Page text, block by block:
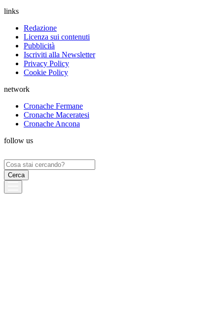
links
Redazione
Licenza sui contenuti
Pubblicità
Iscriviti alla Newsletter
Privacy Policy
Cookie Policy
network
Cronache Fermane
Cronache Maceratesi
Cronache Ancona
follow us
Ricerca
per: